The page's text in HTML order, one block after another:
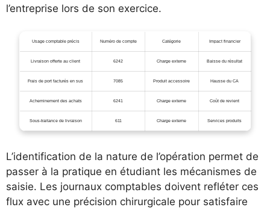
l’entreprise lors de son exercice.
Usage comptable précis Numéro de compte Catégorie Impact financier
Livraison offerte au client 6242 Charge externe Baisse du résultat
Frais de port facturés en sus 7085 Produit accessoire Hausse du CA
Acheminement des achats 6241 Charge externe Coût de revient
Sous-traitance de livraison 611 Charge externe Services produits
L’identification de la nature de l’opération permet de
passer à la pratique en étudiant les mécanismes de
saisie. Les journaux comptables doivent refléter ces
flux avec une précision chirurgicale pour satisfaire